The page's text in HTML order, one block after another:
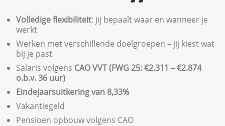
Volledige flexibiliteit: jij bepaalt waar en wanneer je
werkt
Werken met verschillende doelgroepen – jij kiest wat
bij je past
Salaris volgens CAO VVT (FWG 25: €2.311 – €2.874
o.b.v. 36 uur)
Eindejaarsuitkering van 8,33%
Vakantiegeld
Pensioen opbouw volgens CAO